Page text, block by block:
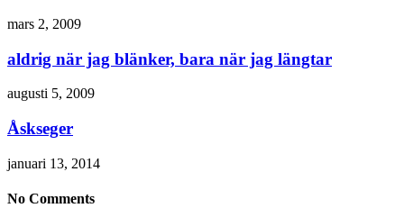
mars 2, 2009
aldrig när jag blänker, bara när jag längtar
augusti 5, 2009
Åskseger
januari 13, 2014
No Comments